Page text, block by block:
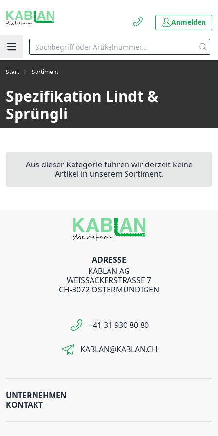
Anmelden
Start Sortiment
Spezifikation Lindt &
Sprüngli
Aus dieser Kategorie führen wir derzeit keine
Artikel in unserem Sortiment.
ADRESSE
KABLAN AG
WEISSACKERSTRASSE 7
CH-3072 OSTERMUNDIGEN
+41 31 930 80 80
KABLAN@KABLAN.CH
UNTERNEHMEN
KONTAKT